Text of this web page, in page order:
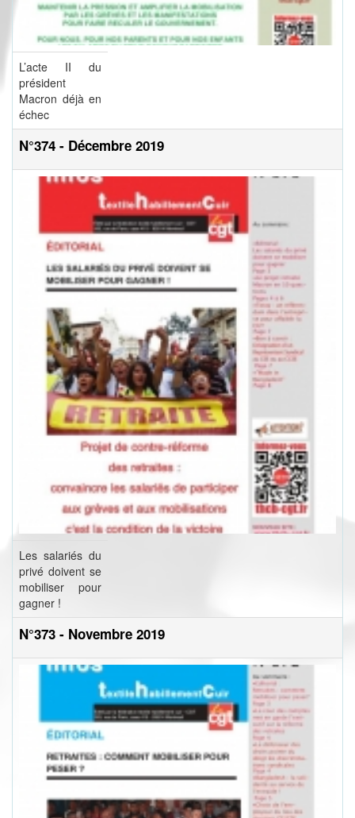
L’acte II du
président
Macron déjà en
échec
N°374 - Décembre 2019
Les salariés du
privé doivent se
mobiliser pour
gagner !
N°373 - Novembre 2019